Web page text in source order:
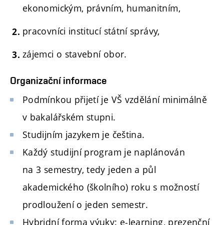
ekonomickým, právním, humanitním,
pracovníci institucí státní správy,
zájemci o stavební obor.
Organizační informace
Podmínkou přijetí je VŠ vzdělání minimálně
v bakalářském stupni.
Studijním jazykem je čeština.
Každý studijní program je naplánován
na 3 semestry, tedy jeden a půl
akademického (školního) roku s možností
prodloužení o jeden semestr.
Hybridní forma výuky: e-learning, prezenční